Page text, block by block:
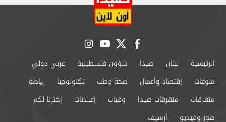
facebook
twitter
youtube
instagram
الرئيسية لبنان صيدا شؤون فلسطينية
عربي دولي
منوعات
إقتصاد وأعمال صحة وطب تكنولوجيا
رياضة
متفرقات
متفرقات صيدا وفيات إعــلانات
إخترنا لكم
صور وفيديو
أرشيف